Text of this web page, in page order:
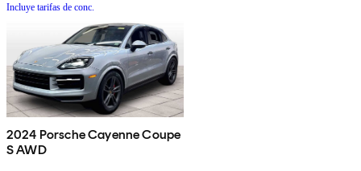
Incluye tarifas de conc.
2024 Porsche Cayenne Coupe
S AWD